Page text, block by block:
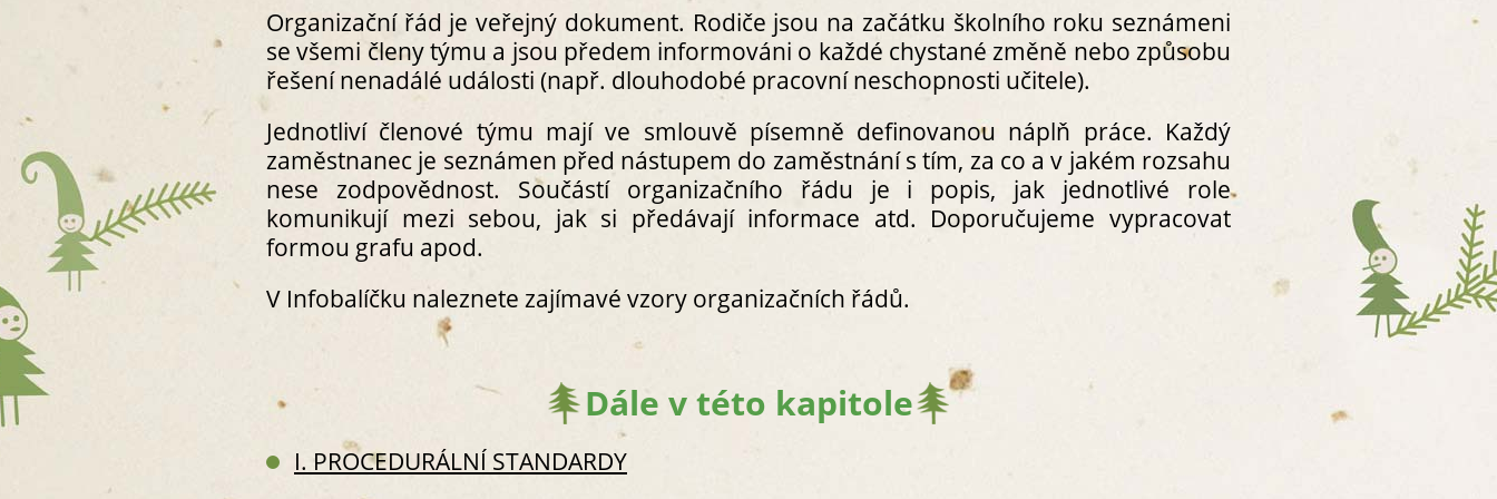
S1.2.1 IDENTIFIKAČNÍ ÚDAJE O MATEŘSKÉ ŠKOLE /
LESNÍM KLUBU
S1.2.2 VZDĚLÁVACÍ OBSAH
S1.2.3 EVALUAČNÍ ČINNOST ŠKOLY
S1.3 PROVOZNÍ ŘÁD A ŠKOLNÍ ŘÁD
S1.4 SMLOUVA O VÝCHOVĚ A VZDĚLÁVÁNÍ
S1.5 PREZENTACE VEŘEJNOSTI – WEBOVÉ STRÁNKY
S2. DOKUMENTACE O VÝCHOVĚ A VZDĚLÁVÁNÍ DĚTÍ
S2.1 DENNÍ DOCHÁZKA
S2.3 EVIDENČNÍ LIST
S2.7 ZÁPISY Z PEDAGOGICKÝCH PORAD
Organizační řád je veřejný dokument. Rodiče jsou na začátku školního roku seznámeni
se všemi členy týmu a jsou předem informováni o každé chystané změně nebo způsobu
řešení nenadálé události (např. dlouhodobé pracovní neschopnosti učitele).
Jednotliví členové týmu mají ve smlouvě písemně definovanou náplň práce. Každý
zaměstnanec je seznámen před nástupem do zaměstnání s tím, za co a v jakém rozsahu
nese zodpovědnost. Součástí organizačního řádu je i popis, jak jednotlivé role
komunikují mezi sebou, jak si předávají informace atd. Doporučujeme vypracovat
formou grafu apod.
V Infobalíčku naleznete zajímavé vzory organizačních řádů.
Dále v této kapitole
I. PROCEDURÁLNÍ STANDARDY